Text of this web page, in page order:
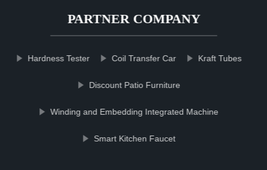
PARTNER COMPANY
Hardness Tester Coil Transfer Car Kraft Tubes
Discount Patio Furniture
Winding and Embedding Integrated Machine
Smart Kitchen Faucet